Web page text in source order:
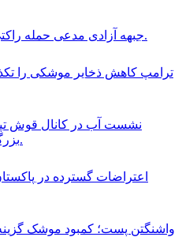
جبهه آزادى مدعى حمله راكتى به ميدان هوايى قندز شد.
ترامپ كاهش ذخاير موشكى را
نشست آب در كانال قوش
بزرگترين پروژه آبى افغانستان.
اعتراضات گسترده در
واشنگتن پست؛ كمبود موشک